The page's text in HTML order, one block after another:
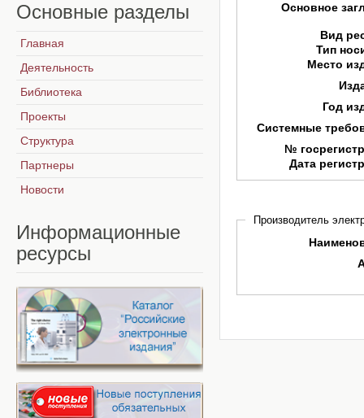
Основное
Вид
Тип
Место
Год
Системные
№
Дата
Производитель
Основные разделы
Главная
Деятельность
Библиотека
Проекты
Структура
Партнеры
Новости
Информационные
ресурсы